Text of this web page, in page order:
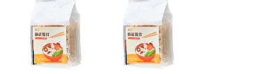
街口支付
悠遊付